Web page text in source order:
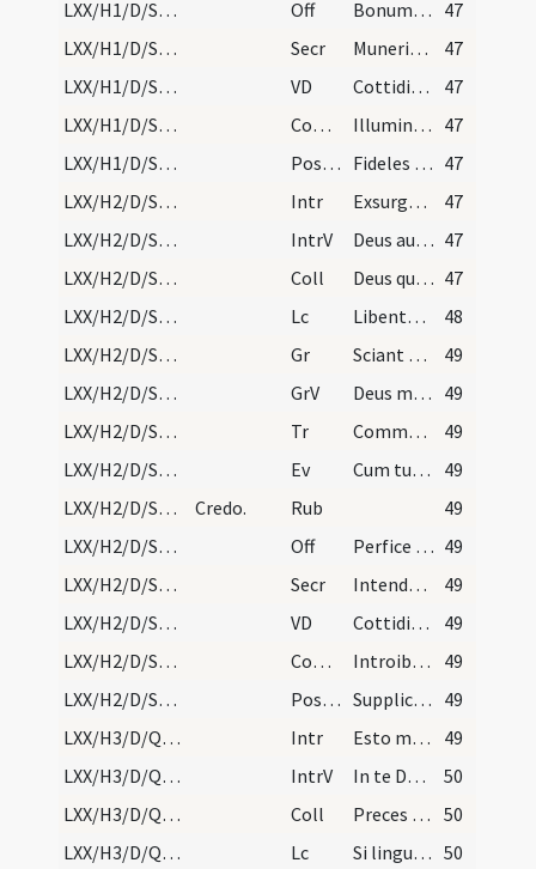
LXX/H1/D/Septuagesima/M2/Mass Propers
Off Bonum est confiteri 47
LXX/H1/D/Septuagesima/M2/Mass Propers
Secr Muneribus nostris quaesumus Domine praecibus susceptis ... clementer exaudi.
47
LXX/H1/D/Septuagesima/M2/Mass Propers
VD Cottidiana
47
LXX/H1/D/Septuagesima/M2/Mass Propers
Comm Illumina faciem tuam 47
LXX/H1/D/Septuagesima/M2/Mass Propers
Postcomm Fideles tui Deus per tua dona firmentur ... fine percipiant. 47
LXX/H2/D/Sexagesima/M2/Mass Propers
Intr Exsurge quare obdormis Domine
47
LXX/H2/D/Sexagesima/M2/Mass Propers
IntrV Deus auribus nostris audivimus 47
LXX/H2/D/Sexagesima/M2/Mass Propers
Coll Deus qui conspicis quia ex nulla nostra actione confidimus ... protectione muniamur. 47
LXX/H2/D/Sexagesima/M2/Mass Propers
Lc Libenter suffertis insipientes (K)
48
LXX/H2/D/Sexagesima/M2/Mass Propers
Gr Sciant gentes
49
LXX/H2/D/Sexagesima/M2/Mass Propers
GrV Deus meus pone illos 49
LXX/H2/D/Sexagesima/M2/Mass Propers
Tr Commovisti Domine terram
49
LXX/H2/D/Sexagesima/M2/Mass Propers
Ev Cum turba plurima convenirent et de civitatibus properarent ad eum (L)
49
LXX/H2/D/Sexagesima/Mass Propers
Credo. Rub
49
LXX/H2/D/Sexagesima/M2/Mass Propers
Off Perfice gressus meos 49
LXX/H2/D/Sexagesima/M2/Mass Propers
Secr Intende quaesumus Domine hostias familiae tuae ... plenitudine pervenire.
49
LXX/H2/D/Sexagesima/M2/Mass Propers
VD Cottidiana
49
LXX/H2/D/Sexagesima/M2/Mass Propers
Comm Introibo ad altare Dei
49
LXX/H2/D/Sexagesima/M2/Mass Propers
Postcomm Supplices te rogamus omnipotens Deus ut quos tuis ... deservire concedas. 49
LXX/H3/D/Quinquagesima/M2/Mass Propers
Intr Esto mihi in Deum protectorem
49
LXX/H3/D/Quinquagesima/M2/Mass Propers
IntrV In te Domine speravi
50
LXX/H3/D/Quinquagesima/M2/Mass Propers
Coll Preces nostras quaesumus Domine clementer exaudi atque a peccatorum vinculis absolutos ... adversitate custodi.
50
LXX/H3/D/Quinquagesima/M2/Mass Propers/1
Lc Si linguis hominum loquar et angelorum (K) 50